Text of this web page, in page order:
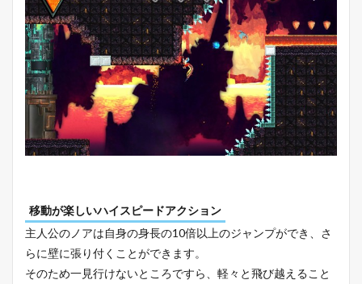
移動が楽しいハイスピードアクション
主人公のノアは自身の身長の10倍以上のジャンプができ、さ
らに壁に張り付くことができます。
そのため一見行けないところですら、軽々と飛び越えること